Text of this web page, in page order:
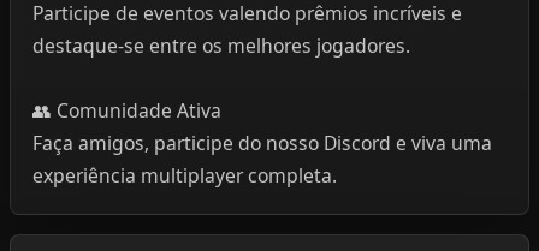
Participe de eventos valendo prêmios incríveis e
destaque-se entre os melhores jogadores.
👥 Comunidade Ativa
Faça amigos, participe do nosso Discord e viva uma
experiência multiplayer completa.